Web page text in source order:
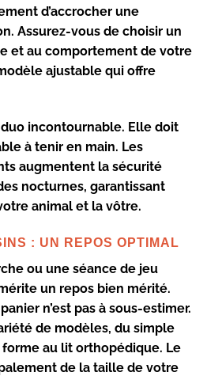
d’accrocher une
Assurez-vous de choisir un
et au comportement de votre
ajustable qui offre
incontournable. Elle doit
à tenir en main. Les
augmentent la sécurité
nocturnes, garantissant
animal et la vôtre.
: UN REPOS OPTIMAL
ou une séance de jeu
un repos bien mérité.
panier n’est pas à sous-estimer.
de modèles, du simple
au lit orthopédique. Le
de la taille de votre